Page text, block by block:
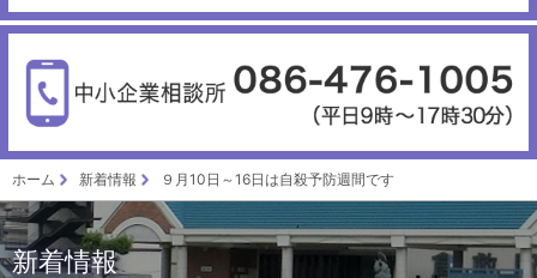
ホーム 新着情報 ９月10日～16日は自殺予防週間です
新着情報